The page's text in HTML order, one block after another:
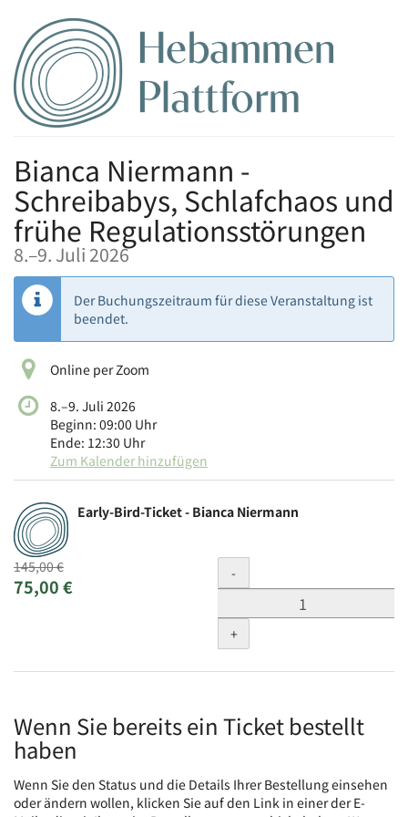
Haupt-
Inhalt
springen
Bianca Niermann -
Schreibabys, Schlafchaos und
frühe Regulationsstörungen
8.–bis
9. Juli 2026
Der Buchungszeitraum für diese Veranstaltung ist
beendet.
Online per Zoom
8.–bis
9. Juli 2026
Beginn: 09:00 Uhr
Ende: 12:30 Uhr
Zum Kalender hinzufügen
Produkte
Unkategorisierte
Produkte
Early-Bird-Ticket - Bianca Niermann
Ursprünglicher
Preis:
145,00 €
Neuer
75,00 €
Menge
-
+
Wenn Sie bereits ein Ticket bestellt
haben
Wenn Sie den Status und die Details Ihrer Bestellung einsehen
oder ändern wollen, klicken Sie auf den Link in einer der E-